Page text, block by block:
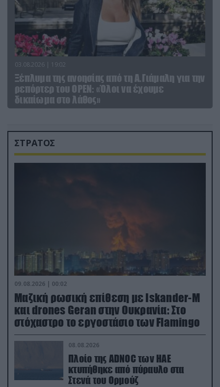
03.08.2026 | 19:02
Ξέπλυμα της ανοησίας από τη Α.Γιάμαλη για την
ρεπόρτερ του ΟΡΕΝ: «Όλοι να έχουμε
δικαίωμα στο λάθος»
ΣΤΡΑΤΟΣ
09.08.2026 | 00:02
Μαζική ρωσική επίθεση με Iskander-M
και drones Geran στην Ουκρανία: Στο
στόχαστρο το εργοστάσιο των Flamingo
08.08.2026
Πλοίο της ADNOC των ΗΑΕ
κτυπήθηκε από πύραυλο στα
Στενά του Ορμούζ